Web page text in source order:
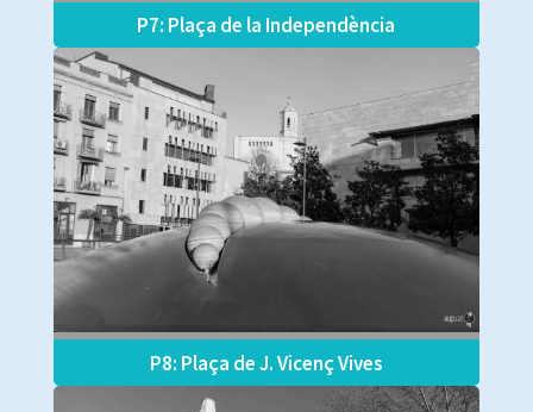
P7: Plaça de la Independència
P8: Plaça de J. Vicenç Vives